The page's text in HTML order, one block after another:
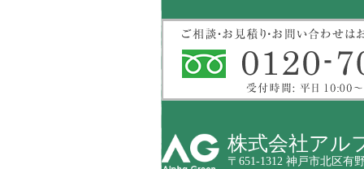
株式会社アル
〒651-1312 神戸市北区有